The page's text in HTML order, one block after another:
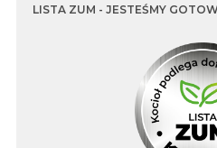
LISTA ZUM - JESTEŚMY